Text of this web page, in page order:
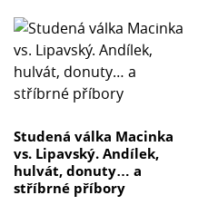
Studená válka Macinka
vs. Lipavský. Andílek,
hulvát, donuty… a
stříbrné příbory